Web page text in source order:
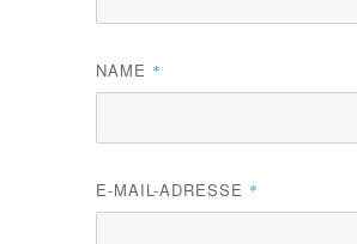
NAME *
E-MAIL-ADRESSE *